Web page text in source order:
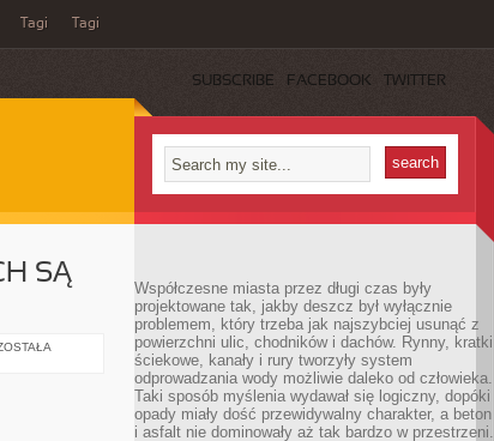
Tagi Tagi
SUBSCRIBE FACEBOOK TWITTER
SĄ
Współczesne miasta przez długi czas były
projektowane tak, jakby deszcz był wyłącznie
problemem, który trzeba jak najszybciej usunąć z
powierzchni ulic, chodników i dachów. Rynny, kratki
ściekowe, kanały i rury tworzyły system
odprowadzania wody możliwie daleko od człowieka.
Taki sposób myślenia wydawał się logiczny, dopóki
opady miały dość przewidywalny charakter, a beton
i asfalt nie dominowały aż tak bardzo w przestrzeni.